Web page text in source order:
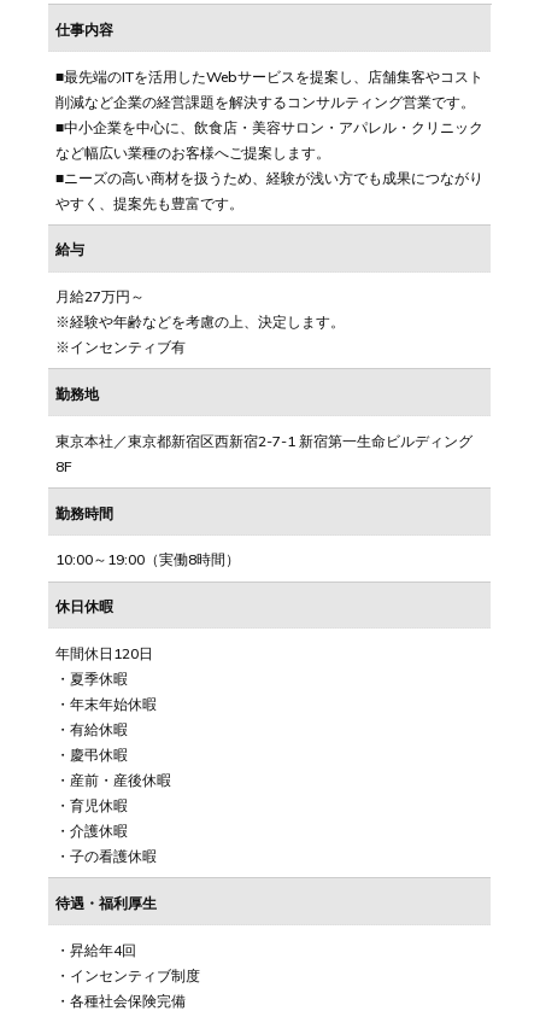
仕事内容
■最先端のITを活用したWebサービスを提案し、店舗集客やコスト
削減など企業の経営課題を解決するコンサルティング営業です。
■中小企業を中心に、飲食店・美容サロン・アパレル・クリニック
など幅広い業種のお客様へご提案します。
■ニーズの高い商材を扱うため、経験が浅い方でも成果につながり
やすく、提案先も豊富です。
給与
月給27万円～
※経験や年齢などを考慮の上、決定します。
※インセンティブ有
勤務地
東京本社／東京都新宿区西新宿2-7-1 新宿第一生命ビルディング
8F
勤務時間
10:00～19:00（実働8時間）
休日休暇
年間休日120日
・夏季休暇
・年末年始休暇
・有給休暇
・慶弔休暇
・産前・産後休暇
・育児休暇
・介護休暇
・子の看護休暇
待遇・福利厚生
・昇給年4回
・インセンティブ制度
・各種社会保険完備